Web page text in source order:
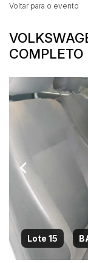
Voltar para o evento
Lote 15